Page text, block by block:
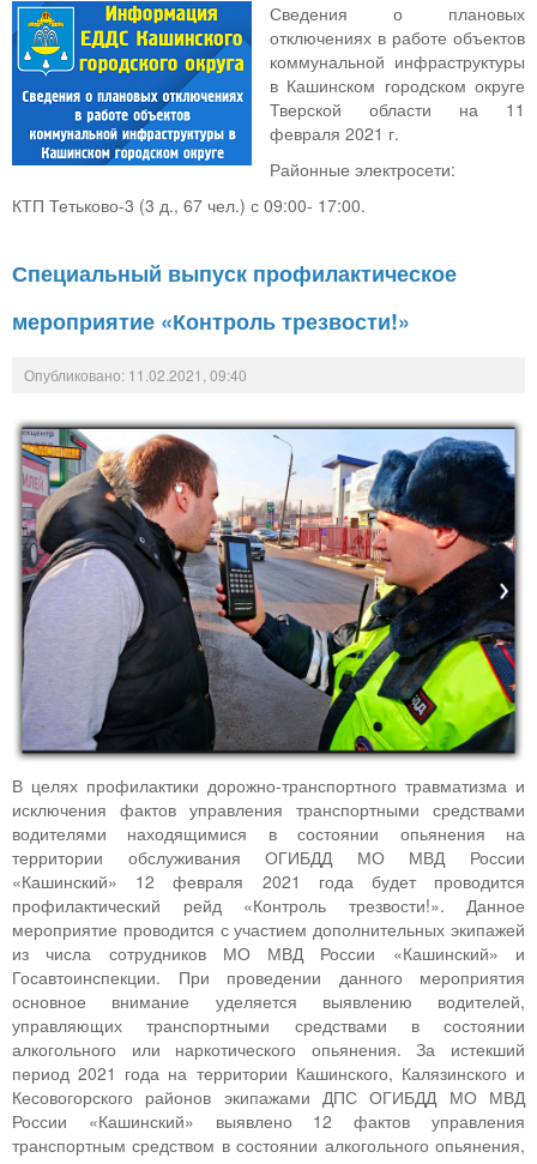
Сведения о плановых
отключениях в работе объектов
коммунальной инфраструктуры
в Кашинском городском округе
Тверской области на 11
февраля 2021 г.
Районные электросети:
КТП Тетьково-3 (3 д., 67 чел.) с 09:00- 17:00.
Специальный выпуск профилактическое
мероприятие «Контроль трезвости!»
Опубликовано: 11.02.2021, 09:40
В целях профилактики дорожно-транспортного травматизма и
исключения фактов управления транспортными средствами
водителями находящимися в состоянии опьянения на
территории обслуживания ОГИБДД МО МВД России
«Кашинский» 12 февраля 2021 года будет проводится
профилактический рейд «Контроль трезвости!». Данное
мероприятие проводится с участием дополнительных экипажей
из числа сотрудников МО МВД России «Кашинский» и
Госавтоинспекции. При проведении данного мероприятия
основное внимание уделяется выявлению водителей,
управляющих транспортными средствами в состоянии
алкогольного или наркотического опьянения. За истекший
период 2021 года на территории Кашинского, Калязинского и
Кесовогорского районов экипажами ДПС ОГИБДД МО МВД
России «Кашинский» выявлено 12 фактов управления
транспортным средством в состоянии алкогольного опьянения,